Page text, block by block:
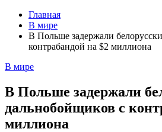
Главная
В мире
В Польше задержали
контрабандой на $2 миллиона
В мире
В Польше задержали
дальнобойщиков с
миллиона